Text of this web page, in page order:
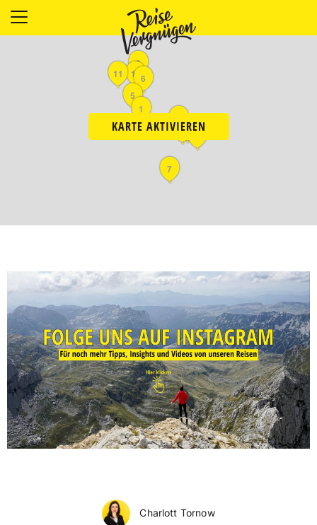
LÄNDER
KARTE AKTIVIEREN
9
10
7
6
11
1
5
4
2
Charlott Tornow